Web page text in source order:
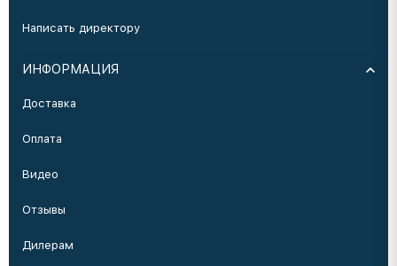
Написать директору
ИНФОРМАЦИЯ
Доставка
Оплата
Видео
Отзывы
Дилерам